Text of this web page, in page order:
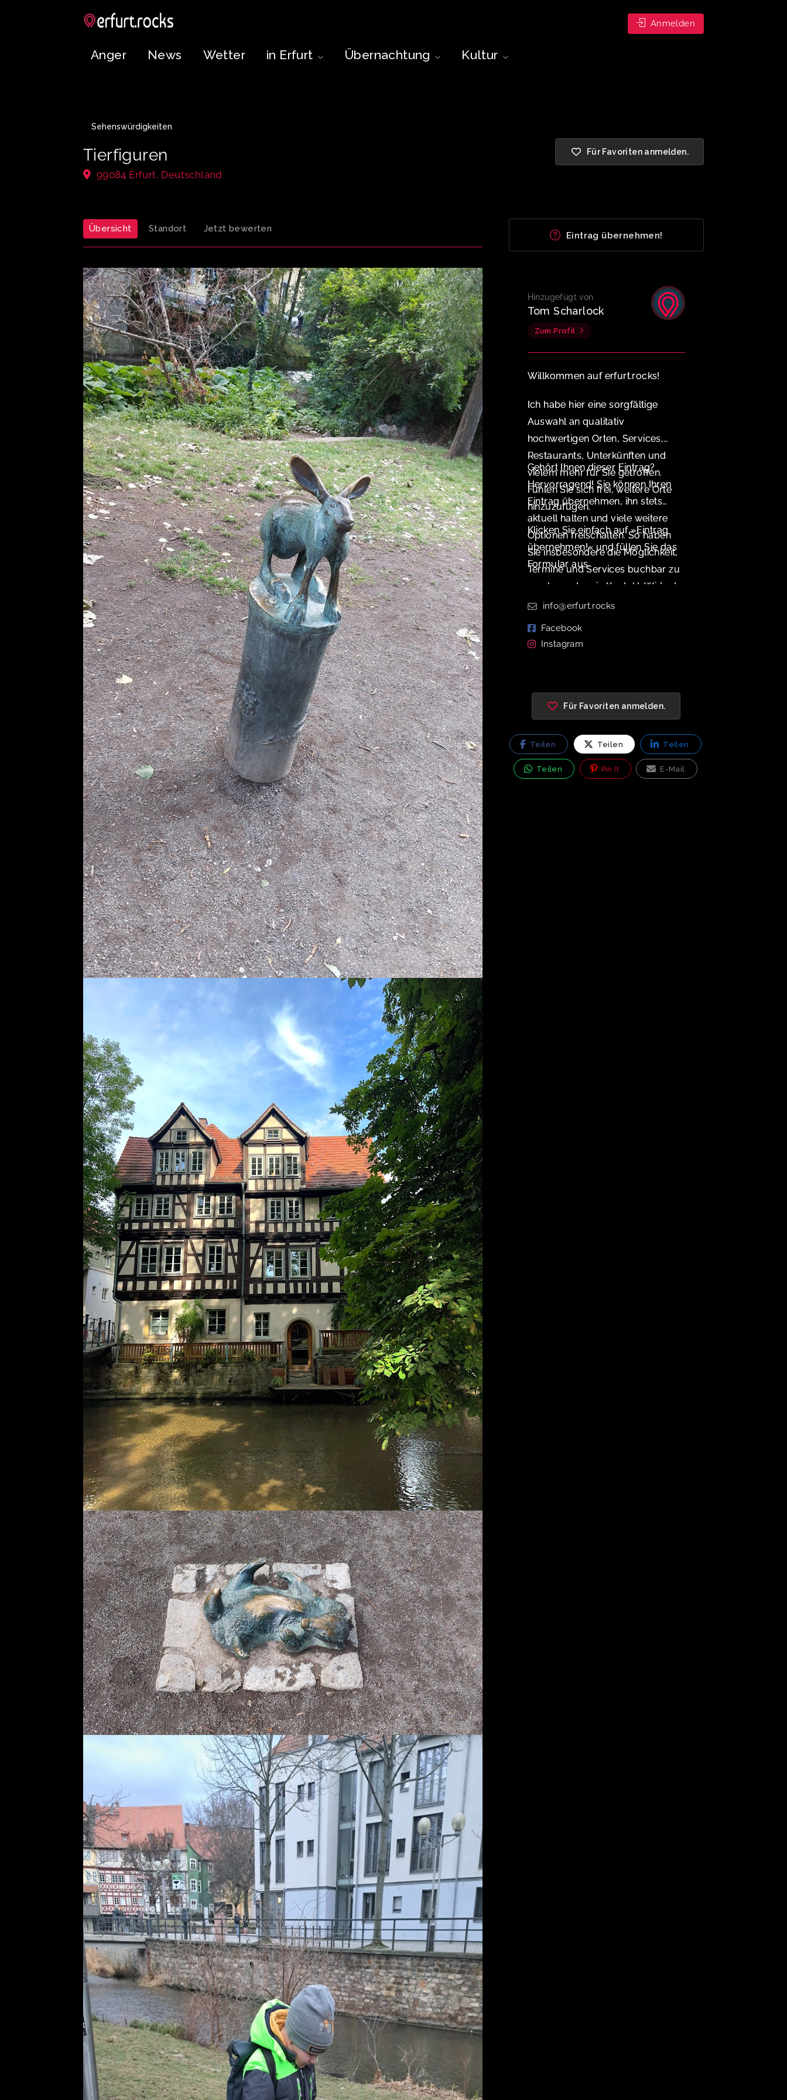
Anger News Wetter in Erfurt Übernachtung Kultur
Anmelden
Sehenswürdigkeiten
Tierfiguren
99084 Erfurt, Deutschland
Für Favoriten anmelden.
Übersicht Standort Jetzt bewerten
Eintrag übernehmen!
Hinzugefügt von
Tom Scharlock
Zum Profil
Willkommen auf erfurt.rocks!
Ich habe hier eine sorgfältige
Auswahl an qualitativ
hochwertigen Orten, Services,
Restaurants, Unterkünften und
vielem mehr für Sie getroffen.
Fühlen Sie sich frei, weitere Orte
hinzuzufügen.
Gehört Ihnen dieser Eintrag?
Hervorragend! Sie können Ihren
Eintrag übernehmen, ihn stets
aktuell halten und viele weitere
Optionen freischalten. So haben
Sie insbesondere die Möglichkeit,
Termine und Services buchbar zu
machen oder ein Kontakt-Widget
zu aktivieren.
Klicken Sie einfach auf »Eintrag
übernehmen!« und füllen Sie das
Formular aus.
info@erfurt.rocks
Facebook
Instagram
Für Favoriten anmelden.
Teilen Teilen Teilen
Teilen Pin It E-Mail